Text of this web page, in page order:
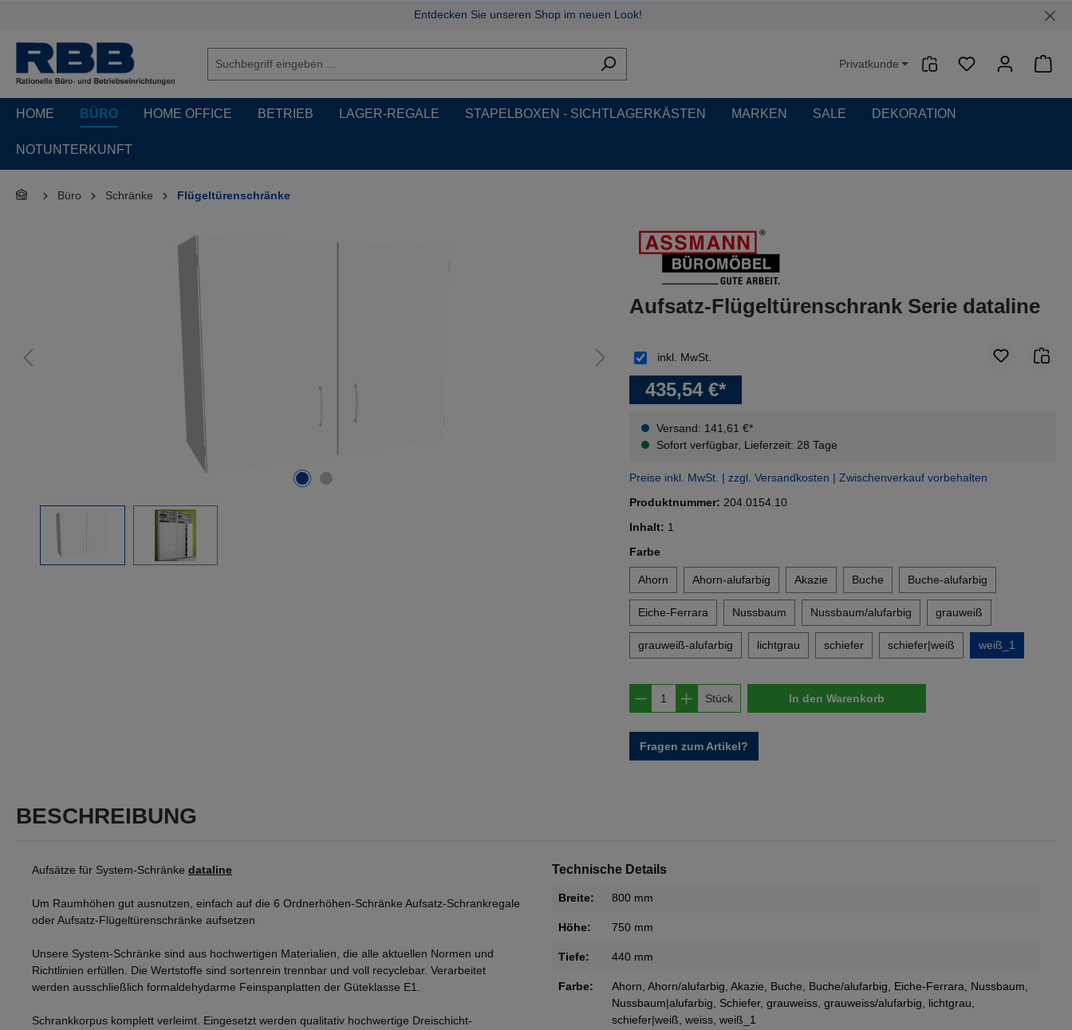
Entdecken Sie unseren Shop im neuen Look!
Privatkunde
HOME BÜRO HOME OFFICE BETRIEB LAGER-REGALE STAPELBOXEN - SICHTLAGERKÄSTEN MARKEN SALE DEKORATION
NOTUNTERKUNFT
Büro Schränke Flügeltürenschränke
Aufsatz-Flügeltürenschrank Serie dataline
435,54 €*
Versand: 141,61 €*
Sofort verfügbar, Lieferzeit: 28 Tage
inkl. MwSt.
Preise inkl. MwSt. | zzgl. Versandkosten | Zwischenverkauf vorbehalten
Produktnummer: 204.0154.10
Inhalt: 1
Farbeauswählen
Ahorn Ahorn-alufarbig Akazie Buche Buche-alufarbig
Eiche-Ferrara Nussbaum Nussbaum/alufarbig grauweiß
grauweiß-alufarbig lichtgrau schiefer schiefer|weiß weiß_1
Produkt Anzahl: Gib den gewünschten Wert ein
Stück In den Warenkorb
Fragen zum Artikel?
BESCHREIBUNG
Aufsätze für System-Schränke dataline
Um Raumhöhen gut ausnutzen, einfach auf die 6 Ordnerhöhen-Schränke Aufsatz-Schrankregale
oder Aufsatz-Flügeltürenschränke aufsetzen
Unsere System-Schränke sind aus hochwertigen Materialien, die alle aktuellen Normen und
Richtlinien erfüllen. Die Wertstoffe sind sortenrein trennbar und voll recyclebar. Verarbeitet
werden ausschließlich formaldehydarme Feinspanplatten der Güteklasse E1.
Schrankkorpus komplett verleimt. Eingesetzt werden qualitativ hochwertige Dreischicht-
Technische Details
Breite: 800 mm
Höhe: 750 mm
Tiefe: 440 mm
Farbe: Ahorn, Ahorn/alufarbig, Akazie, Buche, Buche/alufarbig, Eiche-Ferrara, Nussbaum,
Nussbaum|alufarbig, Schiefer, grauweiss, grauweiss/alufarbig, lichtgrau,
schiefer|weiß, weiss, weiß_1